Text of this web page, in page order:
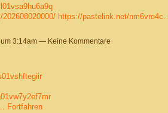
https://pastelink.net/nm6vro4c…
3:14am — Keine Kommentare
Fortfahren